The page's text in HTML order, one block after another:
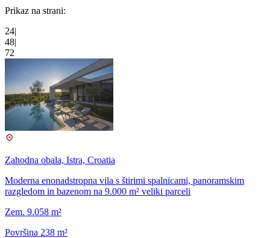
Prikaz na strani:
24|
48|
72
Zahodna obala, Istra, Croatia
Moderna enonadstropna vila s štirimi spalnicami, panoramskim
razgledom in bazenom na 9.000 m² veliki parceli
Zem. 9.058 m²
Površina 238 m²